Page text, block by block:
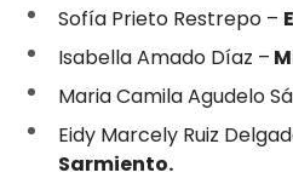
Sofía Prieto Restrepo –
Isabella Amado Díaz –
Maria Camila Agudelo
Eidy Marcely Ruiz
Sarmiento.